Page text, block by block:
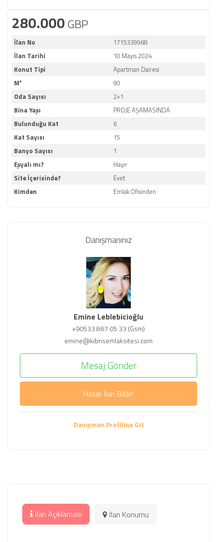
280.000GBP
İlan No
İlan Tarihi
Konut Tipi
M²
Oda Sayısı
Bina Yaşı
Bulunduğu Kat
Kat Sayısı
Banyo Sayısı
Eşyalı mı?
Site İçerisinde?
Kimden
1715339968
10 Mayıs 2024
Apartman Dairesi
90
2+1
PROJE AŞAMASINDA
6
15
1
Hayır
Evet
Emlak Ofisinden
Danışmanınız
Emine Leblebicioğlu
+90533 867 05 33 (Gsm)
emine@kibrisemlaksitesi.com
Mesaj Gönder
Hatalı İlan Bildir!
Danışman Profiline Git
İlan Açıklaması İlan Konumu